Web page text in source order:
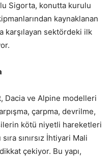
Sigorta, konutta kurulu
kaynaklanan
karşılayan sektördeki ilk
Dacia ve Alpine modelleri
çarpma, devrilme,
kötü niyetli hareketleri
sınırsız İhtiyari Mali
çekiyor. Bu yapı,